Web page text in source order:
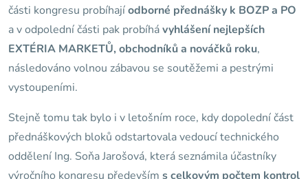
části kongresu probíhajíodborné přednášky k BOZP a PO
a v odpolední části pak probíhávyhlášení nejlepších
EXTÉRIA MARKETŮ, obchodníků a nováčků roku,
následováno volnou zábavou se soutěžemi a pestrými
vystoupeními.
Stejně tomu tak bylo i v letošním roce, kdy dopolední část
přednáškových bloků odstartovala vedoucí technického
oddělení Ing. Soňa Jarošová, která seznámila účastníky
výročního kongresu především s celkovým počtem kontrol